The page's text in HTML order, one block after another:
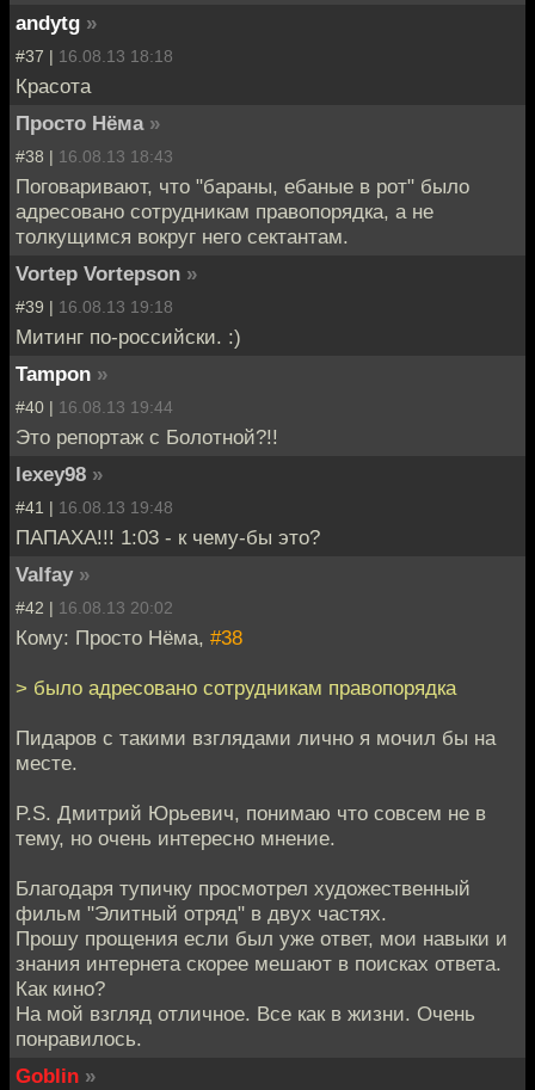
andytg »
#37 | 16.08.13 18:18
Красота
Просто Нёма »
#38 | 16.08.13 18:43
Поговаривают, что "бараны, ебаные в рот" было
адресовано сотрудникам правопорядка, а не
толкущимся вокруг него сектантам.
Vortep Vortepson »
#39 | 16.08.13 19:18
Митинг по-российски. :)
Tampon »
#40 | 16.08.13 19:44
Это репортаж с Болотной?!!
lexey98 »
#41 | 16.08.13 19:48
ПАПАХА!!! 1:03 - к чему-бы это?
Valfay »
#42 | 16.08.13 20:02
Кому: Просто Нёма, #38
> было адресовано сотрудникам правопорядка
Пидаров с такими взглядами лично я мочил бы на
месте.
P.S. Дмитрий Юрьевич, понимаю что совсем не в
тему, но очень интересно мнение.
Благодаря тупичку просмотрел художественный
фильм "Элитный отряд" в двух частях.
Прошу прощения если был уже ответ, мои навыки и
знания интернета скорее мешают в поисках ответа.
Как кино?
На мой взгляд отличное. Все как в жизни. Очень
понравилось.
Goblin »